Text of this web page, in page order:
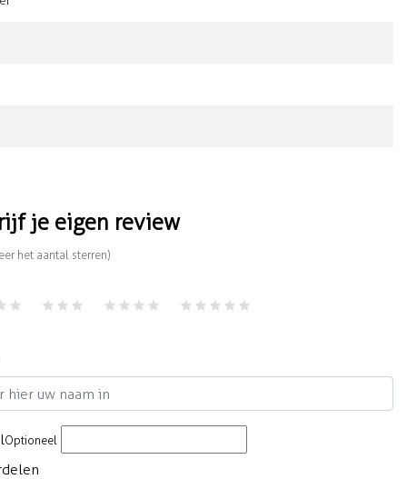
je eigen review
het aantal sterren)
Optioneel